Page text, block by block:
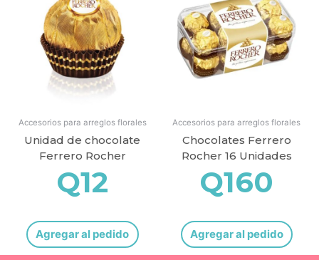
Accesorios para arreglos florales
Unidad de chocolate
Ferrero Rocher
Q12
Agregar al pedido
Accesorios para arreglos florales
Chocolates Ferrero
Rocher 16 Unidades
Q160
Agregar al pedido